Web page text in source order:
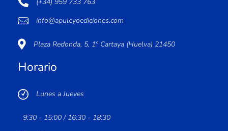
info@apuleyoediciones.com
Plaza Redonda, 5, 1º Cartaya (Huelva) 21450
Horario
Lunes a Jueves
9:30 - 15:00 / 16:30 - 18:30